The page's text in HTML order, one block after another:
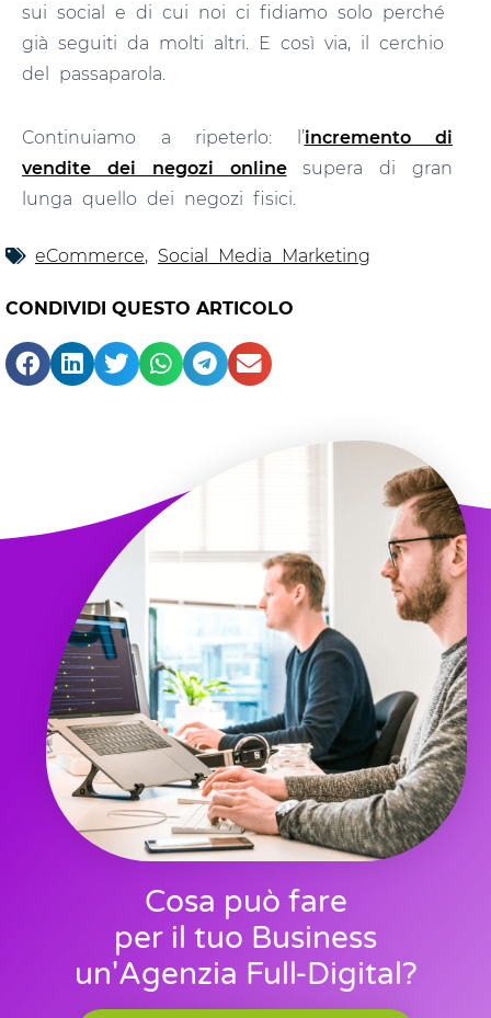
sui social e di cui noi ci fidiamo solo perché
già seguiti da molti altri. E così via, il cerchio
del passaparola.
Continuiamo a ripeterlo: l’incremento di
vendite dei negozi onlinesupera di gran
lunga quello dei negozi fisici.
eCommerce, Social Media Marketing
CONDIVIDI QUESTO ARTICOLO
Cosa può fare
per il tuo Business
un'Agenzia Full-Digital?